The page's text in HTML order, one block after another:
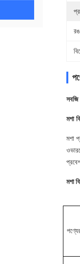
সবজি
মশা
মশা
মশা